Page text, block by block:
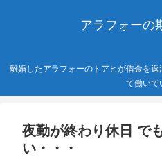
アラフォーの
離婚したアラフォーのトアヒが借金を
て働いて
夜勤が終わり休日 で
い・・・